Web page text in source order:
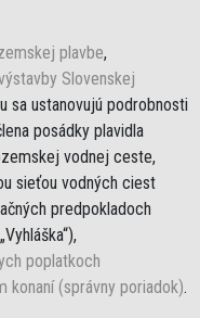
plavbe,
Slovenskej
sa ustanovujú podrobnosti
posádky plavidla
vodnej ceste,
sieťou vodných ciest
predpokladoch
poplatkoch
konaní (správny poriadok).